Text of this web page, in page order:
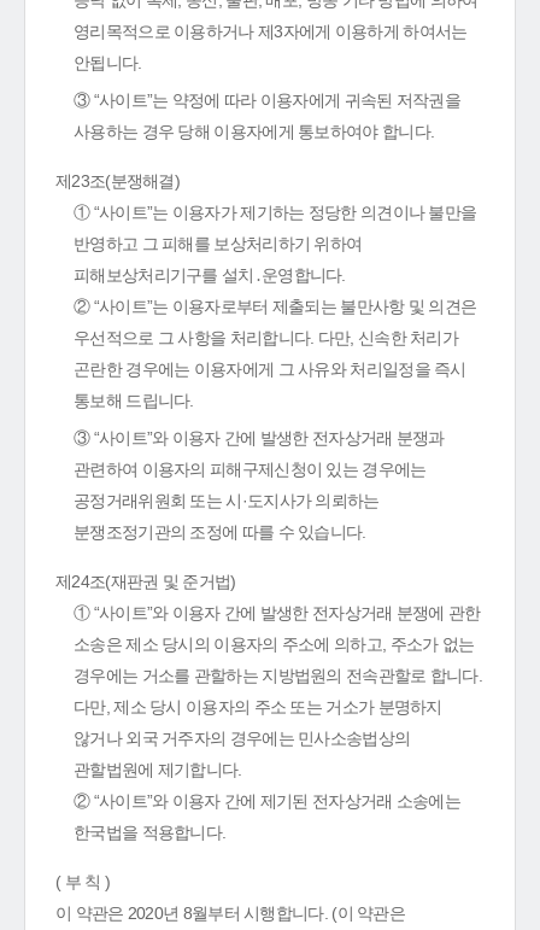
영리목적으로 이용하거나 제3자에게 이용하게 하여서는
안됩니다.
③ “사이트”는 약정에 따라 이용자에게 귀속된 저작권을
사용하는 경우 당해 이용자에게 통보하여야 합니다.
제23조(분쟁해결)
① “사이트”는 이용자가 제기하는 정당한 의견이나 불만을
반영하고 그 피해를 보상처리하기 위하여
피해보상처리기구를 설치․운영합니다.
② “사이트”는 이용자로부터 제출되는 불만사항 및 의견은
우선적으로 그 사항을 처리합니다. 다만, 신속한 처리가
곤란한 경우에는 이용자에게 그 사유와 처리일정을 즉시
통보해 드립니다.
③ “사이트”와 이용자 간에 발생한 전자상거래 분쟁과
관련하여 이용자의 피해구제신청이 있는 경우에는
공정거래위원회 또는 시·도지사가 의뢰하는
분쟁조정기관의 조정에 따를 수 있습니다.
제24조(재판권 및 준거법)
① “사이트”와 이용자 간에 발생한 전자상거래 분쟁에 관한
소송은 제소 당시의 이용자의 주소에 의하고, 주소가 없는
경우에는 거소를 관할하는 지방법원의 전속관할로 합니다.
다만, 제소 당시 이용자의 주소 또는 거소가 분명하지
않거나 외국 거주자의 경우에는 민사소송법상의
관할법원에 제기합니다.
② “사이트”와 이용자 간에 제기된 전자상거래 소송에는
한국법을 적용합니다.
( 부 칙 )
이 약관은 2020년 8월부터 시행합니다. (이 약관은